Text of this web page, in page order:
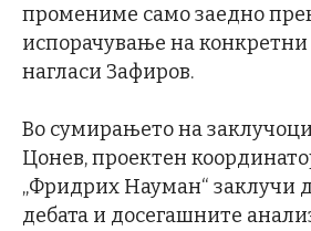
промениме само заедно
испорачување на конкретни
нагласи Зафиров.
Во сумирањето на
Цонев, проектен
„Фридрих Науман“ заклучи
дебата и досегашните